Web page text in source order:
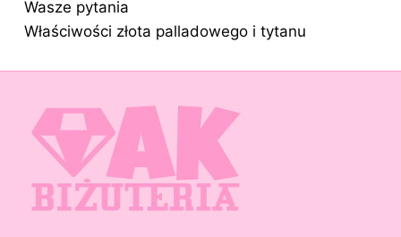
Wasze pytania
Właściwości złota palladowego i tytanu